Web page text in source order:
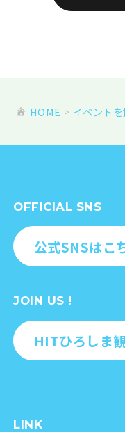
HOME イベント
OFFICIAL SNS
公式SNSはこ
JOIN US !
HITひろしま
LINK